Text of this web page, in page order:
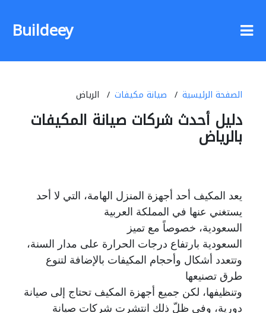
Buildeey
الصفحة الرئيسية صيانة مكيفات الرياض
دليل أحدث شركات صيانة المكيفات
بالرياض
يعد المكيف أحد أجهزة المنزل الهامة، التي لا أحد
يستغني عنها في المملكة العربية
السعودية، خصوصاً مع تميز
السعودية بارتفاع درجات الحرارة على مدار السنة،
وتتعدد أشكال وأحجام المكيفات بالإضافة لتنوع
طرق تصنيعها
وتنظيفها، لكن جميع أجهزة المكيف تحتاج إلى صيانة
دورية، وفي ظلّ ذلك انتشرت شركات صيانة